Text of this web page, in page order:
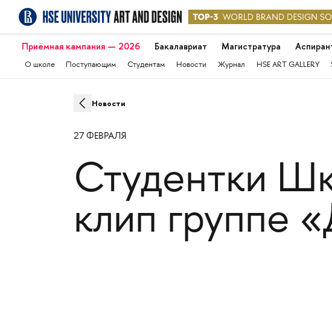
Приёмная кампания — 2026 Бакалавриат Магистратура
О школе Поступающим Студентам Новости Журнал HSE ART GALLERY
Новости
27 ФЕВРАЛЯ
Студентки
клип группе